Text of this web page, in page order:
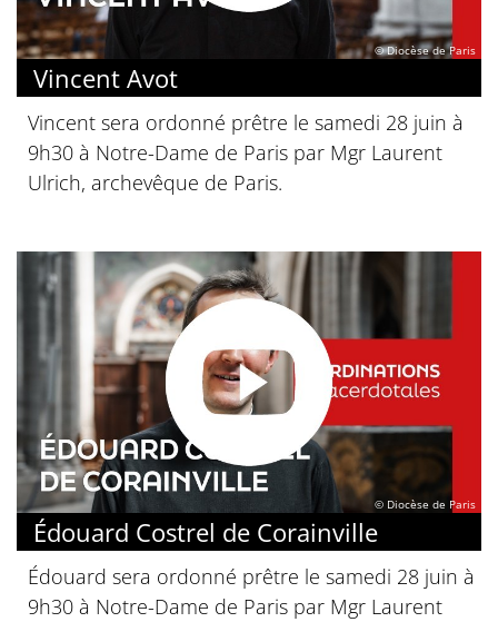
© Diocèse de Paris
Vincent Avot
Vincent sera ordonné prêtre le samedi 28 juin à
9h30 à Notre-Dame de Paris par Mgr Laurent
Ulrich, archevêque de Paris.
© Diocèse de Paris
Édouard Costrel de Corainville
Édouard sera ordonné prêtre le samedi 28 juin à
9h30 à Notre-Dame de Paris par Mgr Laurent